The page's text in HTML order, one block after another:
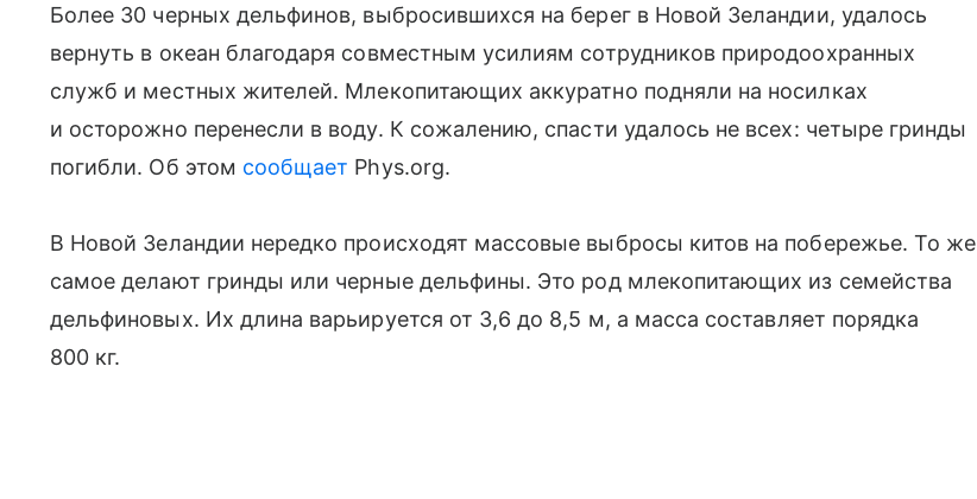
Более 30 черных дельфинов, выбросившихся на берег в Новой Зеландии, удалось
вернуть в океан благодаря совместным усилиям сотрудников природоохранных
служб и местных жителей. Млекопитающих аккуратно подняли на носилках
и осторожно перенесли в воду. К сожалению, спасти удалось не всех: четыре гринды
погибли. Об этом сообщает Phys.org.
В Новой Зеландии нередко происходят массовые выбросы китов на побережье. То же
самое делают гринды или черные дельфины. Это род млекопитающих из семейства
дельфиновых. Их длина варьируется от 3,6 до 8,5 м, а масса составляет порядка
800 кг.